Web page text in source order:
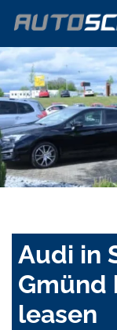
Audi in
Gmünd
leasen